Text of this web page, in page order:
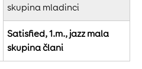
skupina mladinci
Satisfied, 1.m., jazz mala
skupina člani